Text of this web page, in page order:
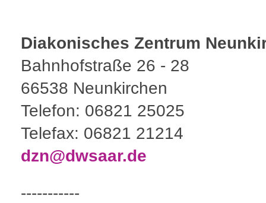
Diakonisches Zentrum
Bahnhofstraße 26 - 28
66538 Neunkirchen
Telefon: 06821 25025
Telefax: 06821 21214
dzn@dwsaar.de
-----------